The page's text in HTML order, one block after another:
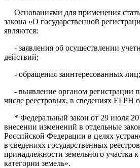
Основаниями для применения
закона «О государственной
являются:
- заявления об осуществлении
действий;
- обращения заинтересованных лиц;
- выявление органом регистрации
числе реестровых, в сведениях ЕГРН
* Федеральный закон от 29 июля
внесении изменений в отдельные
Российской Федерации в целях
в сведениях государственных
принадлежности земельного участка
категории земель».